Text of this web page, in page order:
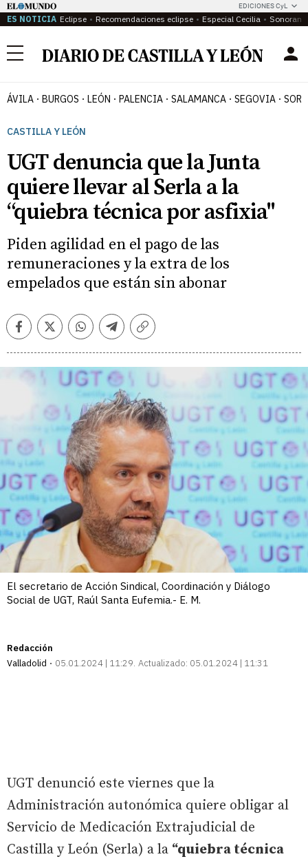
EDICIONES CyL
ES NOTICIA Eclipse Recomendaciones eclipse Especial Cecilia
Menú
ÁVILA BURGOS LEÓN PALENCIA SALAMANCA SEGOVIA
CASTILLA Y LEÓN
UGT denuncia que la Junta
quiere llevar al Serla a la
“quiebra técnica por asfixia"
Piden agilidad en el pago de las
remuneraciones y la extra de los
empelados que están sin abonar
FacebookTwitterWhatsappTelegramCopiar
El secretario de Acción Sindical, Coordinación y Diálogo
Social de UGT, Raúl Santa Eufemia.- E. M.
Redacción
Valladolid
05.01.2024 | 11:29 Actualizado: 05.01.2024 | 11:31
UGT denunció este viernes que la
Administración autonómica quiere obligar al
Servicio de Medicación Extrajudicial de
Castilla y León (Serla) a la “quiebra técnica